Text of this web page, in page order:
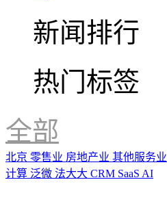
新闻排行
热门标签
全部
北京 零售业 房地产业 其他服务业
计算 泛微 法大大 CRM SaaS AI